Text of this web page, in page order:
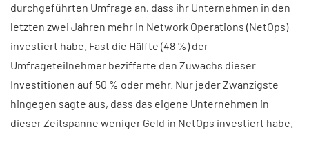
durchgeführten Umfrage an, dass ihr Unternehmen in den
letzten zwei Jahren mehr in Network Operations (NetOps)
investiert habe. Fast die Hälfte (48 %) der
Umfrageteilnehmer bezifferte den Zuwachs dieser
Investitionen auf 50 % oder mehr. Nur jeder Zwanzigste
hingegen sagte aus, dass das eigene Unternehmen in
dieser Zeitspanne weniger Geld in NetOps investiert habe.